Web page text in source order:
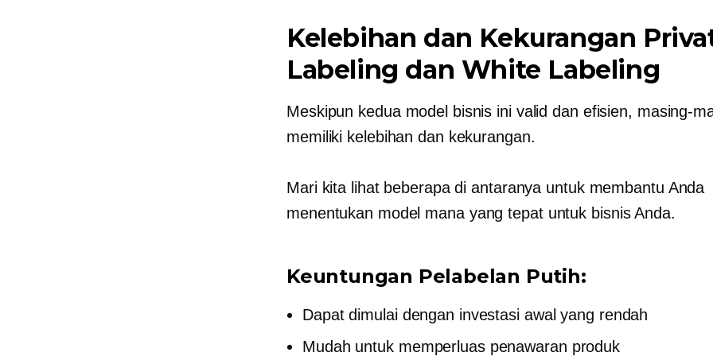
Kelebihan dan Kekurangan
Labeling dan White Labeling
Meskipun kedua model bisnis ini valid dan efisien, masing-
memiliki kelebihan dan kekurangan.
Mari kita lihat beberapa di antaranya untuk membantu Anda
menentukan model mana yang tepat untuk bisnis Anda.
Keuntungan Pelabelan Putih:
Dapat dimulai dengan investasi awal yang rendah
Mudah untuk memperluas penawaran produk